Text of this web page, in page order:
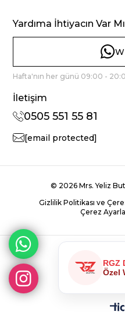
Yardıma İhtiyacın Var
Hafta'nın her günü 09:00 -
İletişim
0505 551 55 81
[email protected]
© 2026 Mrs. Yeliz
Gizlilik Politikası ve
Çerez
RGZ
Özel